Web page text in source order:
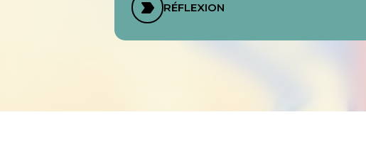
RÉFLEXION